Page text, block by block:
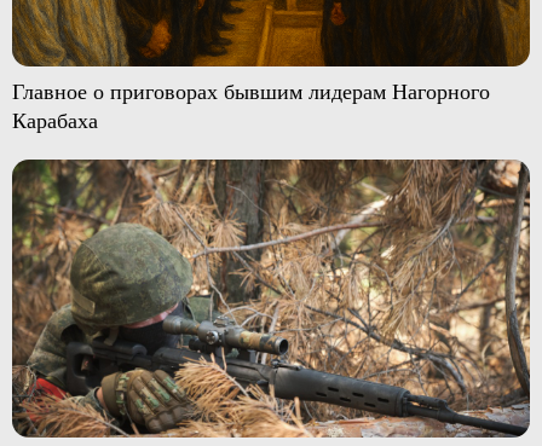
Главное о приговорах бывшим лидерам Нагорного
Карабаха